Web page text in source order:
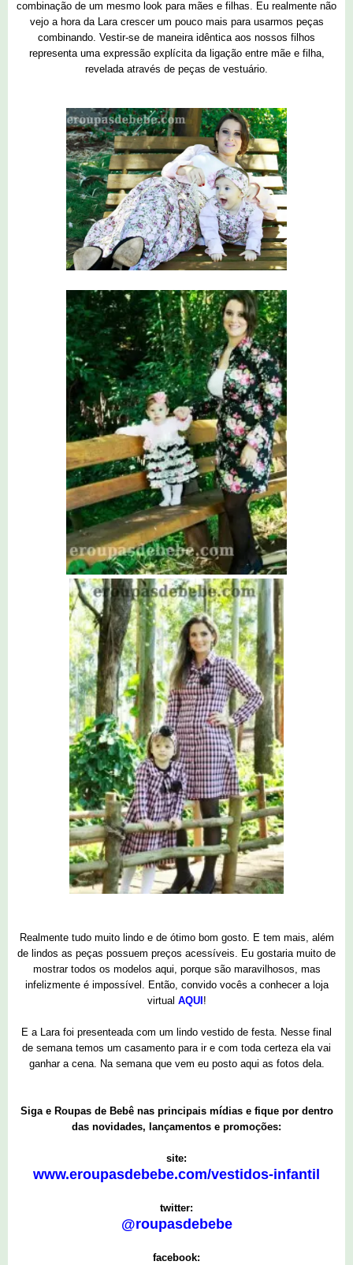
combinação de um mesmo look para mães e filhas. Eu realmente não
vejo a hora da Lara crescer um pouco mais para usarmos peças
combinando. Vestir-se de maneira idêntica aos nossos filhos
representa uma expressão explícita da ligação entre mãe e filha,
revelada através de peças de vestuário.
Realmente tudo muito lindo e de ótimo bom gosto. E tem mais, além
de lindos as peças possuem preços acessíveis. Eu gostaria muito de
mostrar todos os modelos aqui, porque são maravilhosos, mas
infelizmente é impossível. Então, convido vocês a conhecer a loja
virtual AQUI !
E a Lara foi presenteada com um lindo vestido de festa. Nesse final
de semana temos um casamento para ir e com toda certeza ela vai
ganhar a cena. Na semana que vem eu posto aqui as fotos dela.
Siga e Roupas de Bebê nas principais mídias e fique por dentro
das novidades, lançamentos e promoções:
site:
www.eroupasdebebe.com/vestidos-infantil
twitter:
@roupasdebebe
facebook: